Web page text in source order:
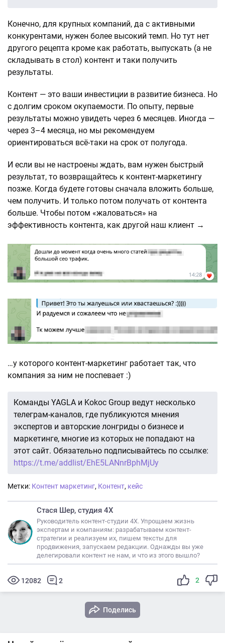
Конечно, для крупных компаний, да с активными
конкурентами, нужен более высокий темп. Но тут нет
другого рецепта кроме как работать, выпускать (а не
складывать в стол) контент и таки получить
результаты.
Контент — это ваши инвестиции в развитие бизнеса. Но
с долгим сроком окупаемости. По опыту, первые
результаты можно увидеть через 6 месяцев. Иногда —
через 3–4 месяца, но мы рекомендуем
ориентироваться всё-таки на срок от полугода.
И если вы не настроены ждать, вам нужен быстрый
результат, то возвращайтесь к контент-маркетингу
позже. Когда будете готовы сначала вложить больше,
чем получить. И только потом получать от контента
больше. Чтобы потом «жаловаться» на
эффективность контента, как другой наш клиент →
…у которого контент-маркетинг работает так, что
компания за ним не поспевает :)
Команды YAGLA и Kokoc Group ведут несколько
телеграм-каналов, где публикуются мнения
экспертов и авторские лонгриды о бизнесе и
маркетинге, многие из которых не попадают на
этот сайт. Обязательно подписывайтесь по ссылке:
https://t.me/addlist/EhE5LANnrBphMjUy
Метки: Контент маркетинг, Контент, кейс
Стася Шер, студия 4Х
Руководитель контент-студии 4Х. Упрощаем жизнь
экспертам и компаниям: разрабатываем контент-
стратегии и реализуем их, пишем тексты для
продвижения, запускаем редакции. Однажды вы уже
делегировали контент не нам, и что из этого вышло?
12082 2 2
Поделись